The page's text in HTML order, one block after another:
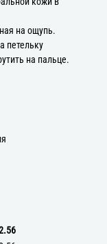
на ощупь.
петельку
на пальце.